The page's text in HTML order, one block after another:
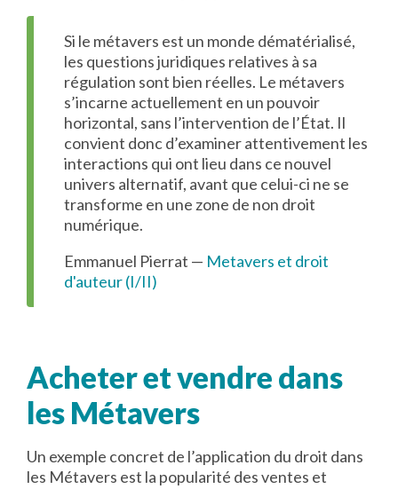
Si le métavers est un monde dématérialisé,
les questions juridiques relatives à sa
régulation sont bien réelles. Le métavers
s’incarne actuellement en un pouvoir
horizontal, sans l’intervention de l’État. Il
convient donc d’examiner attentivement les
interactions qui ont lieu dans ce nouvel
univers alternatif, avant que celui-ci ne se
transforme en une zone de non droit
numérique.
Emmanuel Pierrat — Metavers et droit
d'auteur (I/II)
Acheter et vendre dans
les Métavers
Un exemple concret de l’application du droit dans
les Métavers est la popularité des ventes et